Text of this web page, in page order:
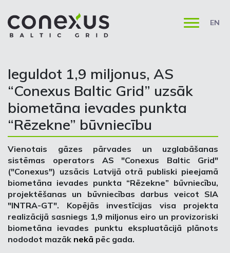
EN
Ieguldot 1,9 miljonus, AS
“Conexus Baltic Grid” uzsāk
biometāna ievades punkta
“Rēzekne” būvniecību
Vienotais gāzes pārvades un uzglabāšanas
sistēmas operators AS "Conexus Baltic Grid"
("Conexus") uzsācis Latvijā otrā publiski pieejamā
biometāna ievades punkta “Rēzekne” būvniecību,
projektēšanas un būvniecības darbus veicot SIA
"INTRA-GT". Kopējās investīcijas visa projekta
realizācijā sasniegs 1,9 miljonus eiro un provizoriski
biometāna ievades punktu ekspluatācijā plānots
nododot mazāk nekā pēc gada.